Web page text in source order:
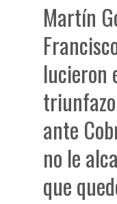
Martín
lucieron
ante
no le
que